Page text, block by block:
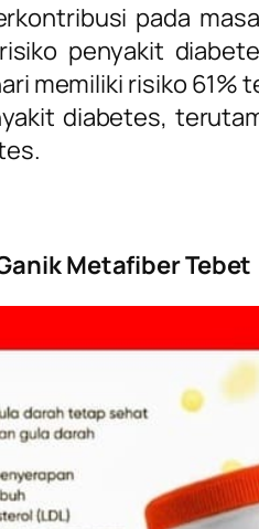
pada
penyakit
memiliki risiko
diabetes,
Metafiber Tebet